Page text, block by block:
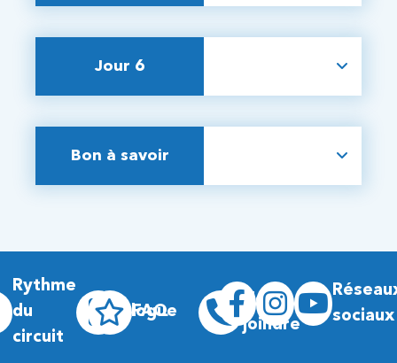
Jour 6
Bon à savoir
Rythme
du
circuit
Blogue
FAQ
Nous
joindre
sociaux